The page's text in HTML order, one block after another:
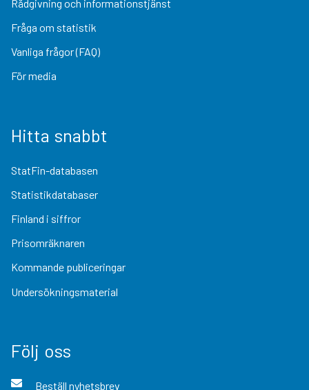
Rådgivning och informationstjänst
Fråga om statistik
Vanliga frågor (FAQ)
För media
Hitta snabbt
StatFin-databasen
Statistikdatabaser
Finland i siffror
Prisomräknaren
Kommande publiceringar
Undersökningsmaterial
Följ oss
Beställ nyhetsbrev